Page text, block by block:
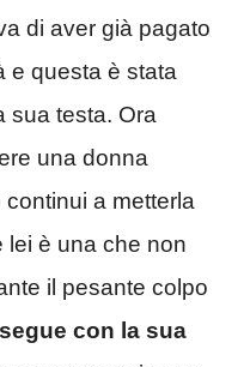
di aver già pagato
e questa è stata
sua testa. Ora
una donna
a metterla
lei è una che non
il pesante colpo
con la sua